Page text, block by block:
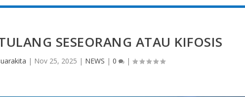
SESEORANG ATAU KIFOSIS
| Nov 25, 2025 | NEWS | 0 |